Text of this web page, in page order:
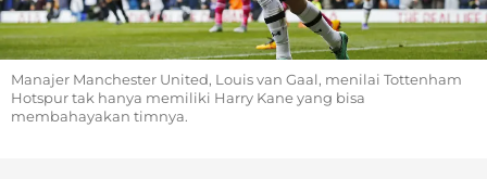
Manajer Manchester United, Louis van Gaal, menilai Tottenham
Hotspur tak hanya memiliki Harry Kane yang bisa
membahayakan timnya.